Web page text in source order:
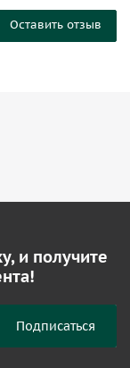
Оставить отзыв
и получите